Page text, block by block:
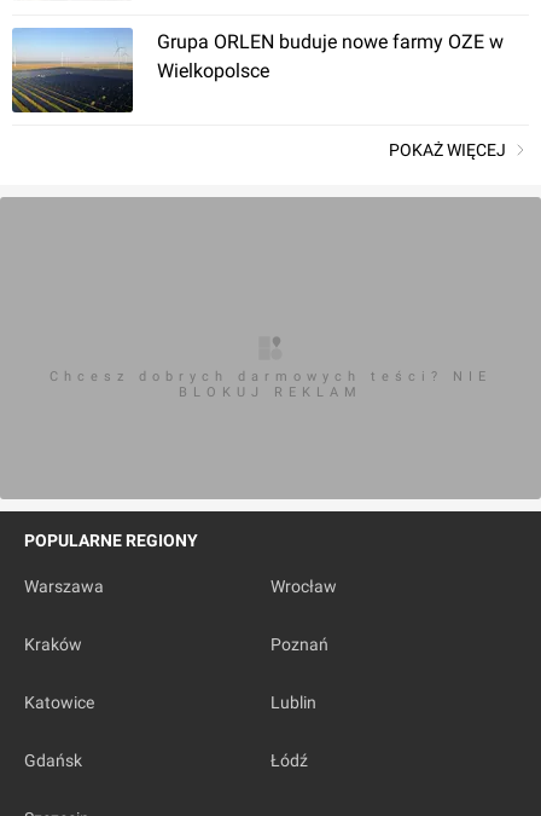
Grupa ORLEN buduje nowe farmy OZE w
Wielkopolsce
POKAŻ WIĘCEJ
Chcesz dobrych darmowych teści? NIE
BLOKUJ REKLAM
POPULARNE REGIONY
Warszawa Wrocław
Kraków Poznań
Katowice Lublin
Gdańsk Łódź